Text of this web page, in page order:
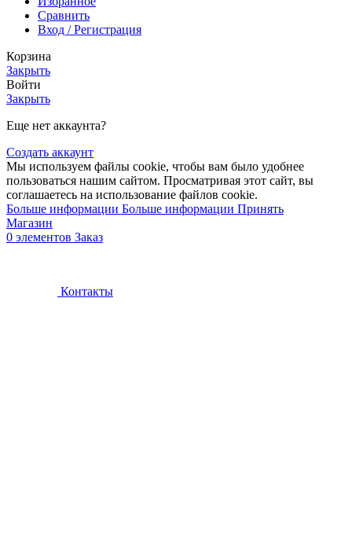
Сравнить
Вход / Регистрация
Корзина
Закрыть
Войти
Закрыть
Еще нет аккаунта?
Создать аккаунт
Мы используем файлы cookie, чтобы вам было удобнее
пользоваться нашим сайтом. Просматривая этот сайт, вы
соглашаетесь на использование файлов cookie.
Больше информации Больше информации Принять
Магазин
0 элементов Заказ
Контакты